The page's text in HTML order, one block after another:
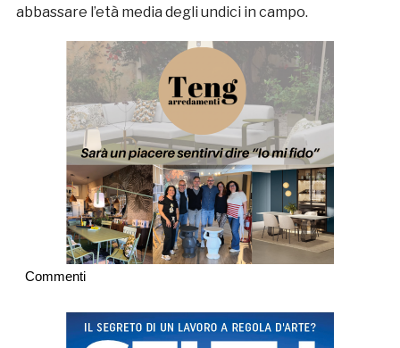
abbassare l’età media degli undici in campo.
Commenti